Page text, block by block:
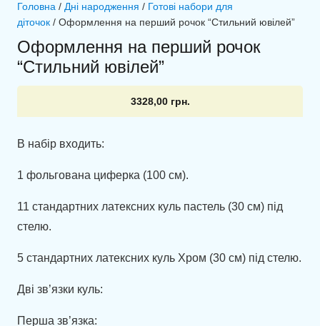
Головна / Дні народження / Готові набори для
діточок / Оформлення на перший рочок “Стильний ювілей”
Оформлення на перший рочок
“Стильний ювілей”
3328,00 грн.
В набір входить:
1 фольгована циферка (100 см).
11 стандартних латексних куль пастель (30 см) під
стелю.
5 стандартних латексних куль Хром (30 см) під стелю.
Дві зв’язки куль:
Перша зв’язка: